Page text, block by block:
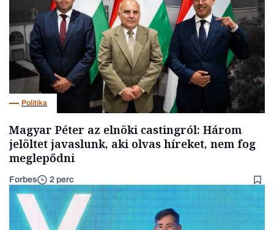
Politika
Magyar Péter az elnöki castingról: Három
jelöltet javaslunk, aki olvas híreket, nem fog
meglepődni
Forbes 2 perc